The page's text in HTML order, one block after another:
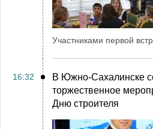
Участниками первой
16:32
В Южно-Сахалинске
торжественное
Дню строителя